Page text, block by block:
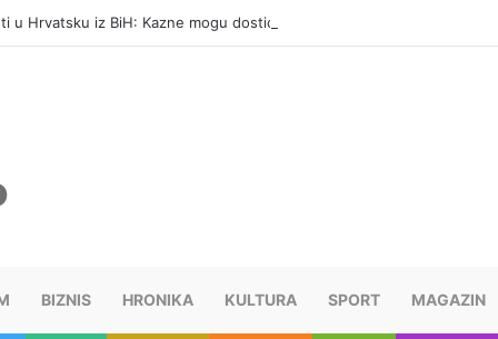
u Hrvatsku iz BiH: Kazne mogu dostići 13.260 evra
BIZNIS HRONIKA KULTURA SPORT MAGAZIN